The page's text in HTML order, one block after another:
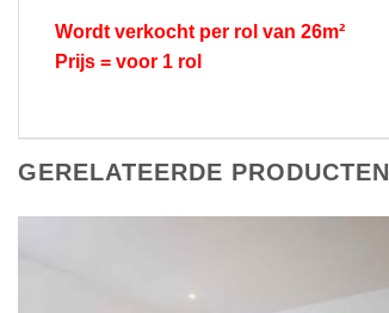
Wordt verkocht per rol van 26m²
Prijs = voor 1 rol
GERELATEERDE PRODUCTEN